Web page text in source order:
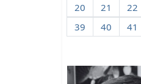
20
21 22
39
40 41